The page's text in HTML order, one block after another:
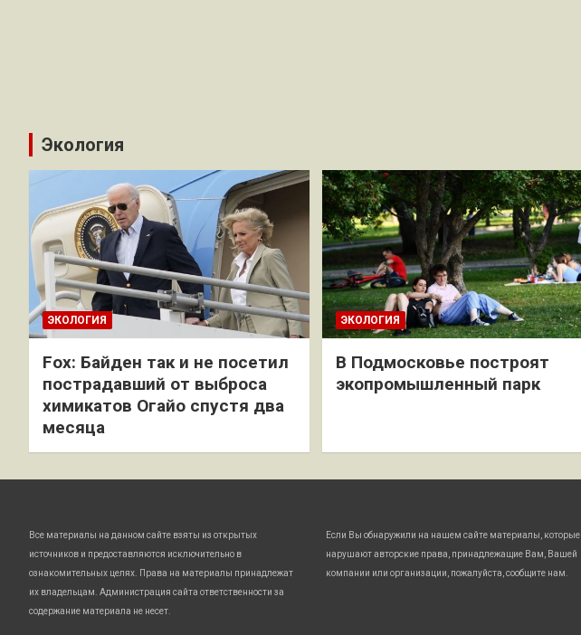
Экология
ЭКОЛОГИЯ
Fox: Байден так и не посетил
пострадавший от выброса
химикатов Огайо спустя два
месяца
ЭКОЛОГИЯ
В Подмосковье построят
экопромышленный парк
Все материалы на данном сайте взяты из открытых
источников и предоставляются исключительно в
ознакомительных целях. Права на материалы принадлежат
их владельцам. Администрация сайта ответственности за
содержание материала не несет.
Если Вы обнаружили на нашем сайте материалы, которые
нарушают авторские права, принадлежащие Вам, Вашей
компании или организации, пожалуйста, сообщите нам.